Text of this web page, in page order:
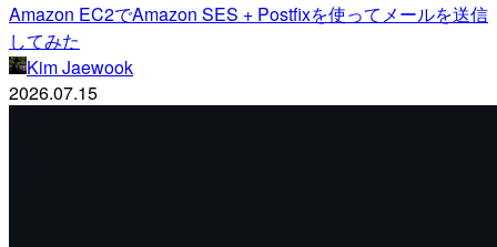
Amazon EC2でAmazon SES + Postfixを使ってメールを送信
してみた
Kim Jaewook
2026.07.15